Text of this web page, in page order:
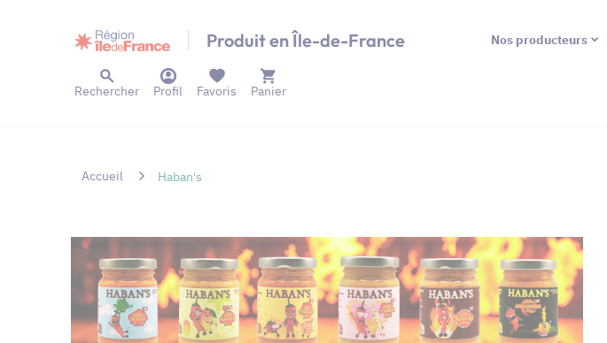
Produit en Île-de-France Nos producteurs
Rechercher Profil Panier
Favoris
Accueil Haban's